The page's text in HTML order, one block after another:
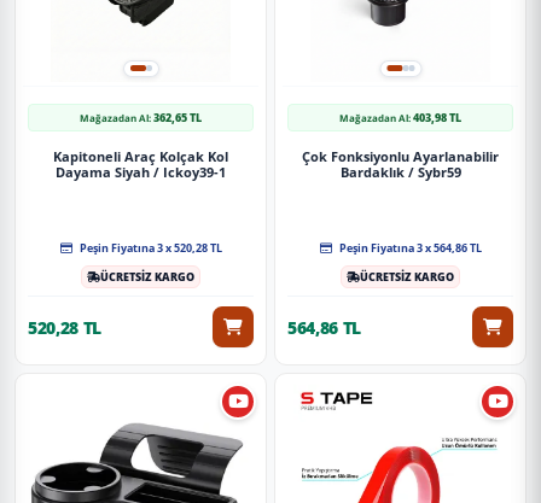
Mağazadan Al:362,65 TL
Kapitoneli Araç Kolçak Kol
Dayama Siyah / Ickoy39-1
Peşin Fiyatına 3 x 520,28 TL
ÜCRETSİZ KARGO
520,28 TL
Mağazadan Al:403,98 TL
Çok Fonksiyonlu Ayarlanabilir
Bardaklık / Sybr59
Peşin Fiyatına 3 x 564,86 TL
ÜCRETSİZ KARGO
564,86 TL